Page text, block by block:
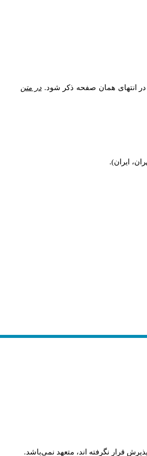
انتهای همان صفحه ذکر شود. در متن
ایران).
قرار نگرفته اند، متعهد نمی‌باشد.